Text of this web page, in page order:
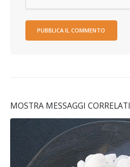
MOSTRA MESSAGGI CORRELATI